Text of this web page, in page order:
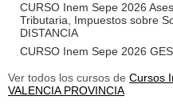
CURSO Inem Sepe 2026
Tributaria, Impuestos sobre
DISTANCIA
CURSO Inem Sepe 2026
Ver todos los cursos de Cursos
VALENCIA PROVINCIA